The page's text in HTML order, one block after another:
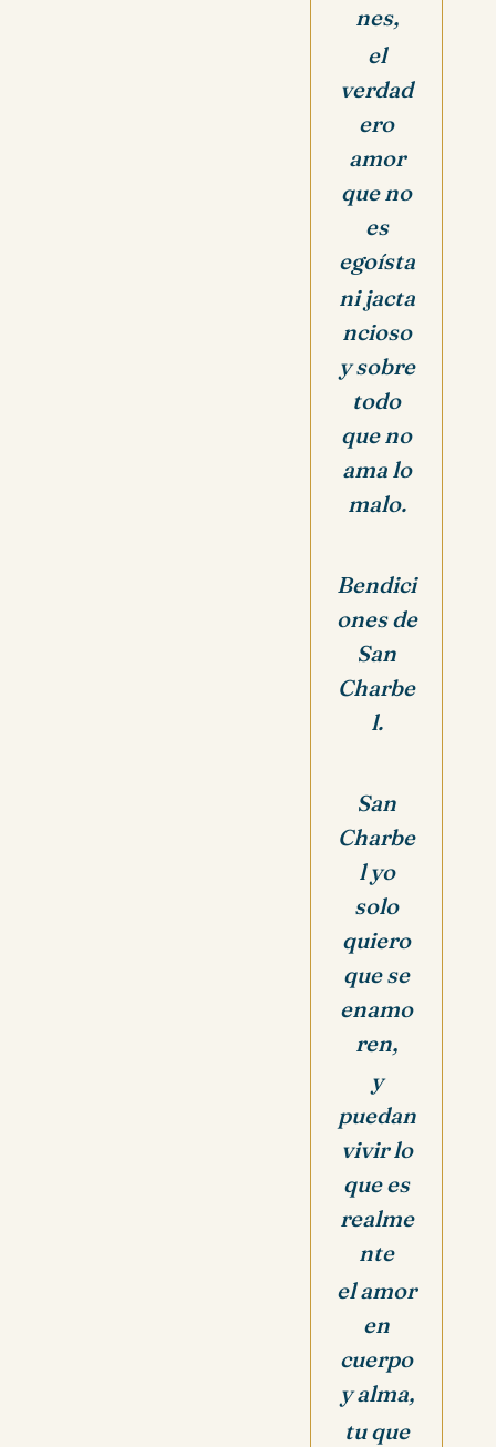
nes,
el
verdad
ero
amor
que no
es
egoísta
ni jacta
ncioso
y sobre
todo
que no
ama lo
malo.
Bendici
ones de
San
Charbe
l.
San
Charbe
l yo
solo
quiero
que se
enamo
ren,
y
puedan
vivir lo
que es
realme
nte
el amor
en
cuerpo
y alma,
tu que